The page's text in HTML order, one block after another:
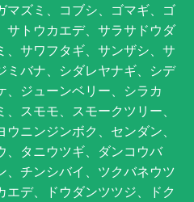
マズミ、コブシ、ゴマギ、ゴ
サトウカエデ、サラサドウダ
、サワフタギ、サンザシ、サ
ミバナ、シダレヤナギ、シデ
、ジューンベリー、シラカ
スモモ、スモークツリー、
ニンジンボク、センダン、
、タニウツギ、ダンコウバ
、チンシバイ、ツクバネウツ
デ、ドウダンツツジ、ドク